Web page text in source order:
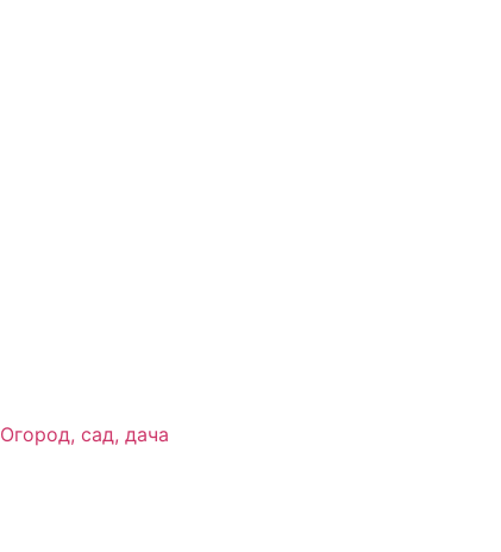
Огород, сад, дача